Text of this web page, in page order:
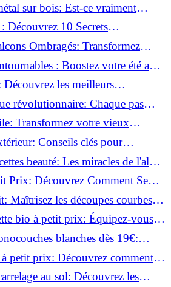
sur bois: Est-ce vraiment
Découvrez 10 Secrets
pour un Bien-être Optimal!
Ombragés: Transformez
Oasis Verte!: Boostez votre été avec
Découvrez les meilleurs
révolutionnaire: Chaque pas
santé!
Transformez votre vieux
en un clin d'œil!
Conseils clés pour
votre éclairage!
beauté: Les miracles de l'aloe
Prix: Découvrez Comment Se
Moins de 35€!
Maîtrisez les découpes courbes
bio à petit prix: Équipez-vous
blanches dès 19€:
offres!
petit prix: Découvrez comment
de 50€!au sol: Découvrez les